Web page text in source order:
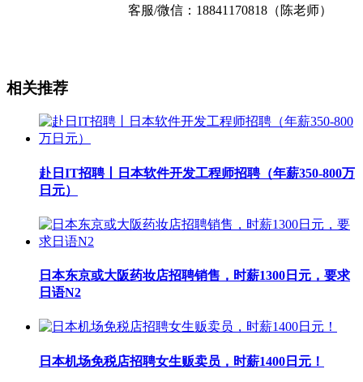
客服/微信：18841170818（陈老师）
相关推荐
赴日IT招聘丨日本软件开发工程师招聘（年薪350-800万
日元）
日本东京或大阪药妆店招聘销售，时薪1300日元，要求
日语N2
日本机场免税店招聘女生贩卖员，时薪1400日元！